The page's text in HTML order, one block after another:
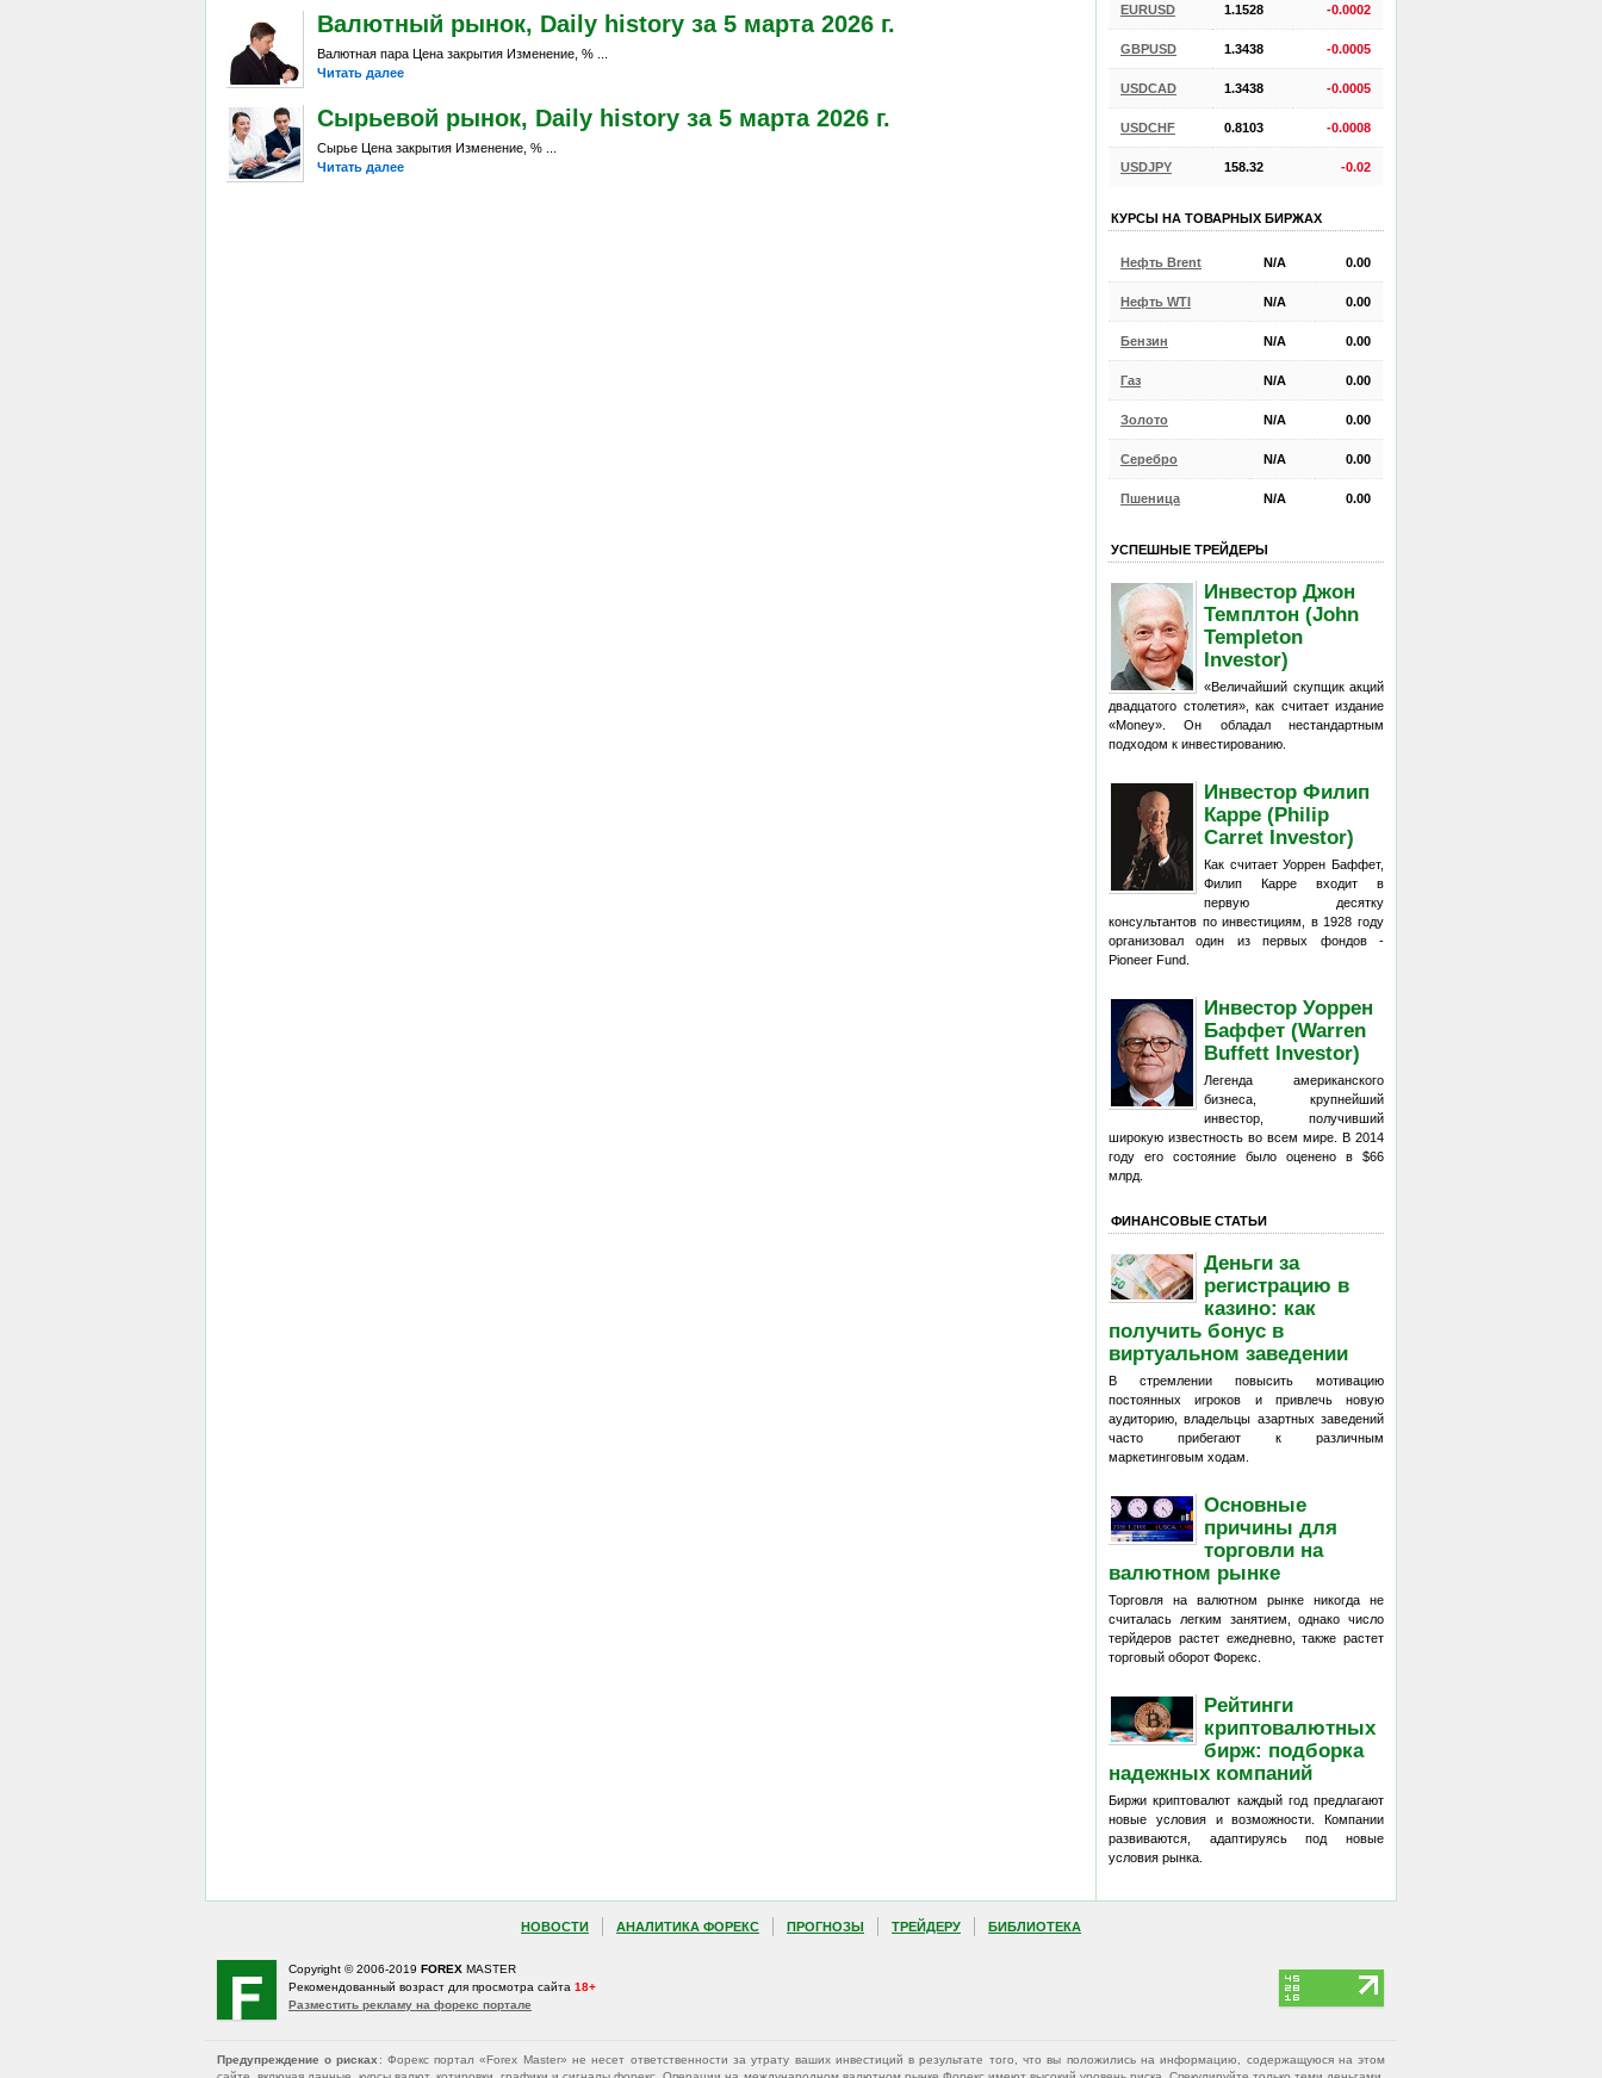
Валютный рынок, Daily history за 5 марта 2026 г.
Валютная пара Цена закрытия Изменение, % ...
Читать далее
Сырьевой рынок, Daily history за 5 марта 2026 г.
Сырье Цена закрытия Изменение, % ...
Читать далее
EURUSD 1.1528 -0.0002
GBPUSD 1.3438 -0.0005
USDCAD 1.3438 -0.0005
USDCHF 0.8103 -0.0008
USDJPY 158.32 -0.02
КУРСЫ НА ТОВАРНЫХ БИРЖАХ
Нефть Brent N/A 0.00
Нефть WTI N/A 0.00
Бензин N/A 0.00
Газ N/A 0.00
Золото N/A 0.00
Серебро N/A 0.00
Пшеница N/A 0.00
УСПЕШНЫЕ ТРЕЙДЕРЫ
Инвестор Джон
Темплтон (John
Templeton
Investor)
«Величайший скупщик акций
двадцатого столетия», как считает издание
«Money». Он обладал нестандартным
подходом к инвестированию.
Инвестор Филип
Карре (Philip
Carret Investor)
Как считает Уоррен Баффет,
Филип Карре входит в
первую десятку
консультантов по инвестициям, в 1928 году
организовал один из первых фондов -
Pioneer Fund.
Инвестор Уоррен
Баффет (Warren
Buffett Investor)
Легенда американского
бизнеса, крупнейший
инвестор, получивший
широкую известность во всем мире. В 2014
году его состояние было оценено в $66
млрд.
ФИНАНСОВЫЕ СТАТЬИ
Деньги за
регистрацию в
казино: как
получить бонус в
виртуальном заведении
В стремлении повысить мотивацию
постоянных игроков и привлечь новую
аудиторию, владельцы азартных заведений
часто прибегают к различным
маркетинговым ходам.
Основные
причины для
торговли на
валютном рынке
Торговля на валютном рынке никогда не
считалась легким занятием, однако число
терйдеров растет ежедневно, также растет
торговый оборот Форекс.
Рейтинги
криптовалютных
бирж: подборка
надежных компаний
Биржи криптовалют каждый год предлагают
новые условия и возможности. Компании
развиваются, адаптируясь под новые
условия рынка.
НОВОСТИ АНАЛИТИКА ФОРЕКС ПРОГНОЗЫ ТРЕЙДЕРУ БИБЛИОТЕКА
Copyright © 2006-2019 FOREX MASTER
Рекомендованный возраст для просмотра сайта 18+
Разместить рекламу на форекс портале
Предупреждение о рисках : Форекс портал «Forex Master» не несет ответственности за утрату ваших инвестиций в результате того, что вы положились на информацию, содержащуюся на этом